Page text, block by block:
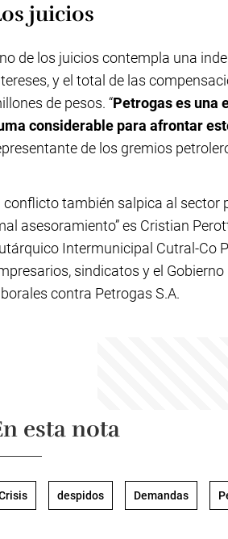
juicios
de los juicios contempla una
y el total de las
de pesos. “Petrogas es una
considerable para afrontar
de los gremios
conflicto también salpica al sector
asesoramiento” es Cristian
Intermunicipal Cutral-Co
sindicatos y el
contra Petrogas S.A.
esta nota
despidos Demandas